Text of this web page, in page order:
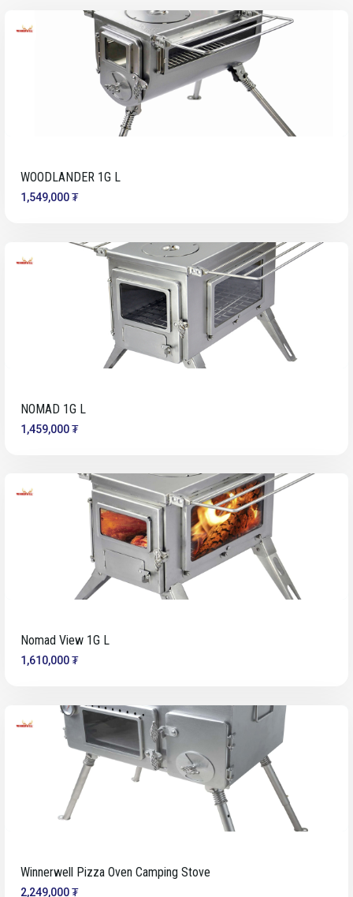
WOODLANDER 1G L
1,549,000 ₮
NOMAD 1G L
1,459,000 ₮
Nomad View 1G L
1,610,000 ₮
Winnerwell Pizza Oven Camping Stove
2,249,000 ₮